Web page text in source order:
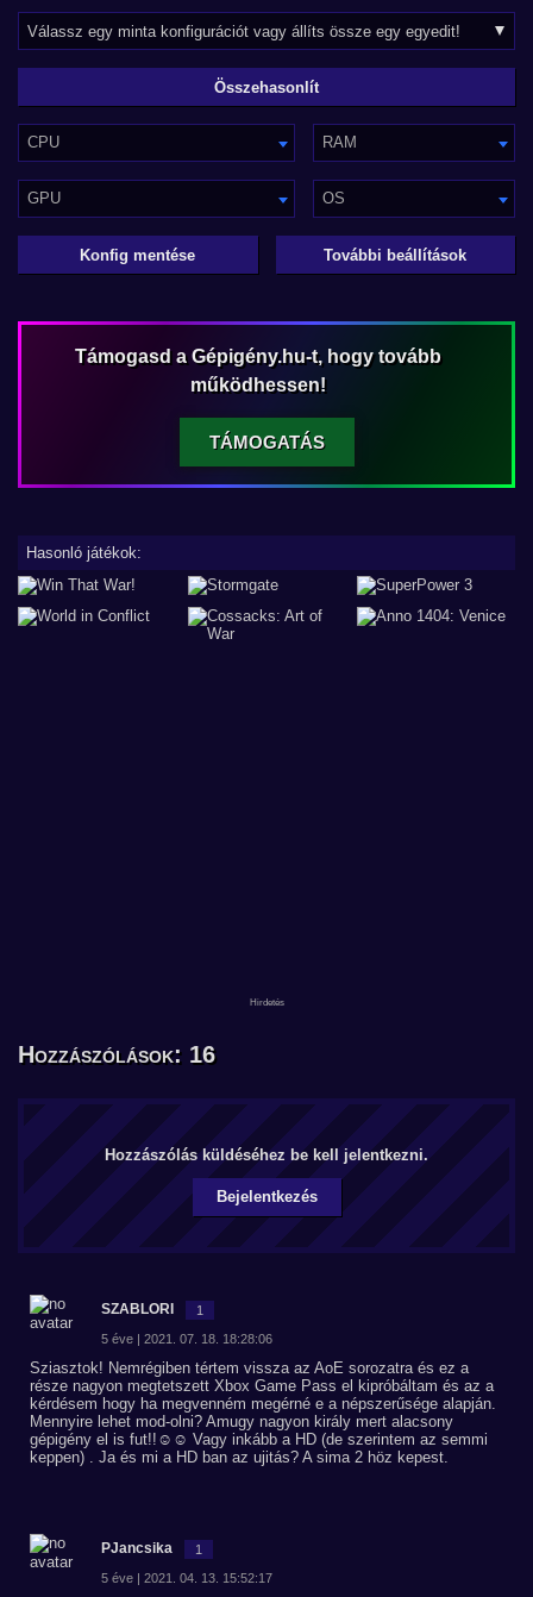
CPU RAM
GPU OS
Konfig mentése További beállítások
Támogasd a Gépigény.hu-t, hogy tovább
működhessen!
TÁMOGATÁS
Hasonló játékok:
Hozzászólások: 16
Hozzászólás küldéséhez be kell jelentkezni.
Bejelentkezés
SZABLORI 1
5 éve | 2021. 07. 18. 18:28:06
Sziasztok! Nemrégiben tértem vissza az AoE sorozatra és ez a
része nagyon megtetszett Xbox Game Pass el kipróbáltam és az a
kérdésem hogy ha megvenném megérné e a népszerűsége alapján.
Mennyire lehet mod-olni? Amugy nagyon király mert alacsony
gépigény el is fut!!☺️☺️ Vagy inkább a HD (de szerintem az semmi
keppen) . Ja és mi a HD ban az ujitás? A sima 2 höz kepest.
PJancsika 1
5 éve | 2021. 04. 13. 15:52:17